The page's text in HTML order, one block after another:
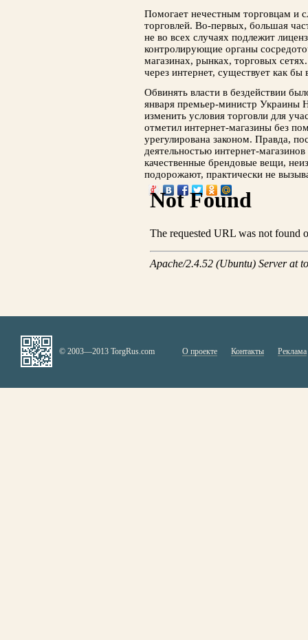
Помогает нечестным торговцам и
торговлей. Во-первых, большая
не во всех случаях подлежит
контролирующие органы
магазинах, рынках, торговых
через интернет, существует как бы
Обвинять власти в бездействии
января премьер-министр Украины
изменить условия торговли для
отметил интернет-магазины без
урегулирована законом. Правда,
деятельностью интернет-
качественные брендовые вещи,
подорожают, практически не
© 2003—2013 TorgRus.com О проекте Контакты Реклама